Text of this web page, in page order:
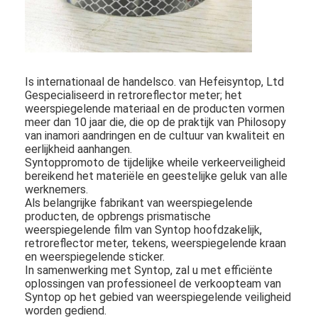
Thuis
Producten
VR -show
Is internationaal de handelsco. van Hefeisyntop, Ltd
Gespecialiseerd in retroreflector meter; het
weerspiegelende materiaal en de producten vormen
meer dan 10 jaar die, die op de praktijk van Philosopy
van inamori aandringen en de cultuur van kwaliteit en
eerlijkheid aanhangen.
Syntoppromoto de tijdelijke wheile verkeerveiligheid
bereikend het materiële en geestelijke geluk van alle
werknemers.
Als belangrijke fabrikant van weerspiegelende
producten, de opbrengs prismatische
weerspiegelende film van Syntop hoofdzakelijk,
retroreflector meter, tekens, weerspiegelende kraan
en weerspiegelende sticker.
In samenwerking met Syntop, zal u met efficiënte
oplossingen van professioneel de verkoopteam van
Syntop op het gebied van weerspiegelende veiligheid
worden gediend.